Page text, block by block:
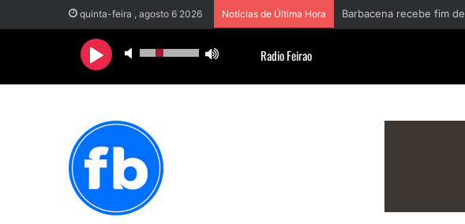
quinta-feira , agosto 6 2026 Notícias de Última Hora